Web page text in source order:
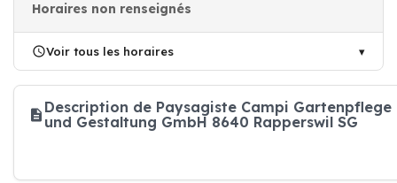
Horaires non renseignés
Voir tous les horaires
Description de Paysagiste Campi Gartenpflege
und Gestaltung GmbH 8640 Rapperswil SG